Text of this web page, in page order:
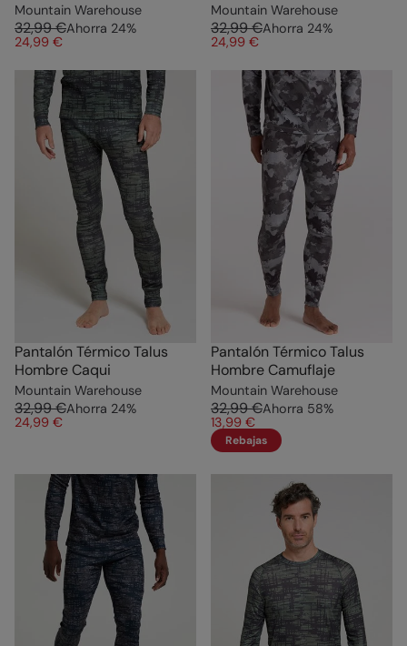
Mountain Warehouse
32,99 €Ahorra 24%
24,99 €
Mountain Warehouse
32,99 €Ahorra 24%
24,99 €
Pantalón Térmico Talus
Hombre Caqui
Mountain Warehouse
32,99 €Ahorra 24%
24,99 €
Pantalón Térmico Talus
Hombre Camuflaje
Mountain Warehouse
32,99 €Ahorra 58%
13,99 €
Rebajas